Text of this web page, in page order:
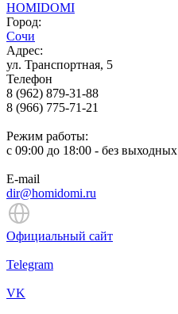
HOMIDOMI
Город:
Сочи
Адрес:
ул. Транспортная, 5​
Телефон
8 (962) 879-31-88
8 (966) 775-71-21
Режим работы:
с 09:00 до 18:00 - без выходных
E-mail
dir@homidomi.ru
Официальный сайт
Telegram
VK